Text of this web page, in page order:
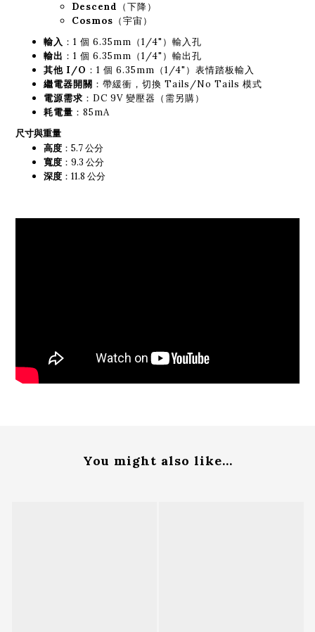
Descend （下降）
Cosmos （宇宙）
輸入 ：1 個 6.35mm（1/4"）輸入孔
輸出 ：1 個 6.35mm（1/4"）輸出孔
其他 I/O ：1 個 6.35mm（1/4"）表情踏板輸入
繼電器開關 ：帶緩衝，切換 Tails/No Tails 模式
電源需求 ：DC 9V 變壓器（需另購）
耗電量 ：85mA
尺寸與重量
高度 ：5.7 公分
寬度 ：9.3 公分
深度 ：11.8 公分
You might also like...